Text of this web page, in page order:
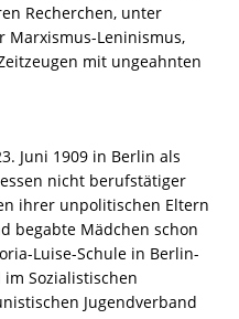
Recherchen, unter
Leninismus,
mit ungeahnten
Juni 1909 in Berlin als
nicht berufstätiger
ihrer unpolitischen Eltern
begabte Mädchen schon
Luise-Schule in Berlin-
Sozialistischen
Jugendverband